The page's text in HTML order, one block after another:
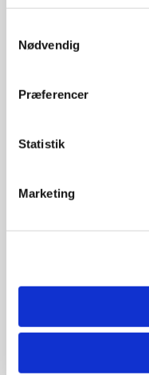
Nødvendig
Præferencer
Statistik
Marketing